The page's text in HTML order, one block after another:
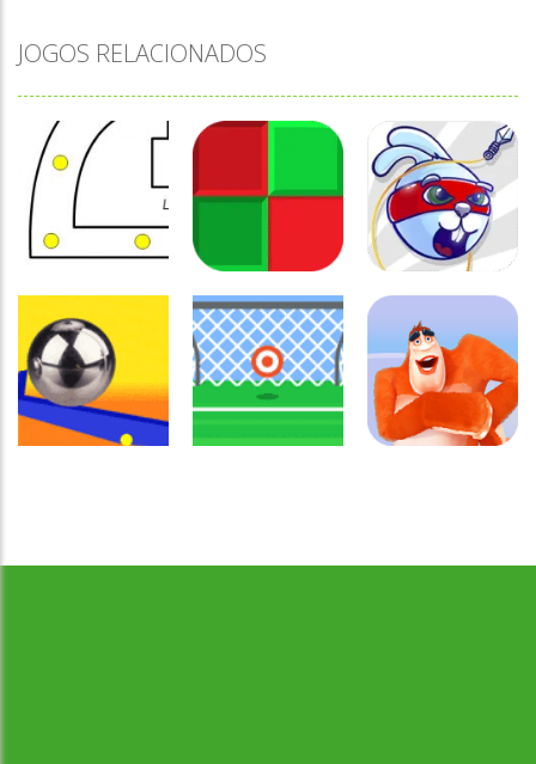
JOGOS RELACIONADOS
Coordenação
Motora
Labirinto do
Mouse
Coordenação
Motora
Não toque no
vermelho
Coordenação
Motora
Rabbit
Samurai
Challenge
Chute no alvo Yeti Sensation